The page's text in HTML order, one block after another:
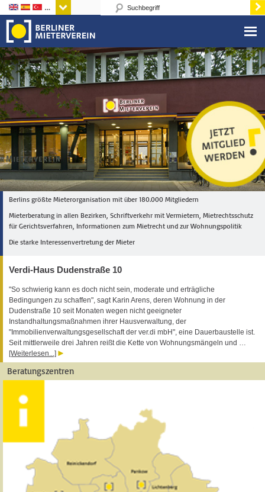
Sprachen
Berlins größte Mieterorganisation mit über 180.000 Mitgliedern
Mieterberatung in allen Bezirken, Schriftverkehr mit Vermietern, Mietrechtsschutz
für Gerichtsverfahren, Informationen zum Mietrecht und zur Wohnungspolitik
Die starke Interessenvertretung der Mieter
Verdi-Haus Dudenstraße 10
"So schwierig kann es doch nicht sein, moderate und erträgliche
Bedingungen zu schaffen", sagt Karin Arens, deren Wohnung in der
Dudenstraße 10 seit Monaten wegen nicht geeigneter
Instandhaltungsmaßnahmen ihrer Hausverwaltung, der
"Immobilienverwaltungsgesellschaft der ver.di mbH", eine Dauerbaustelle ist.
Seit mittlerweile drei Jahren reißt die Kette von Wohnungsmängeln und …
[Weiterlesen...]
Beratungszentren